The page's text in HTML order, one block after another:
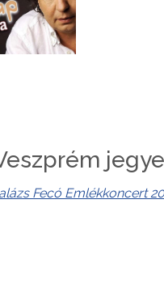
Fecó Emlékkoncert